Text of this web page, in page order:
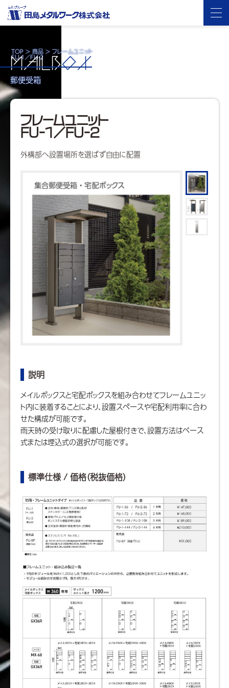
TOP >商品 >フレームユニット
FU-1／FU-2
MAILBOX
郵便受箱
フレームユニット
FU-1／FU-2
外構部へ設置場所を選ばず自由に配置
説明
メイルボックスと宅配ボックスを組み合わせてフレームユニッ
ト内に装着することにより、設置スペースや宅配利用率に合わ
せた構成が可能です。
雨天時の受け取りに配慮した屋根付きで、設置方法はベース
式または埋込式の選択が可能です。
標準仕様 / 価格（税抜価格）